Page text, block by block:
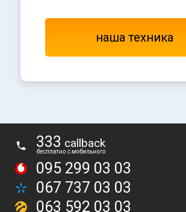
наша техника
333 callback
беcплатно с мобильного
095 299 03 03
067 737 03 03
063 592 03 03